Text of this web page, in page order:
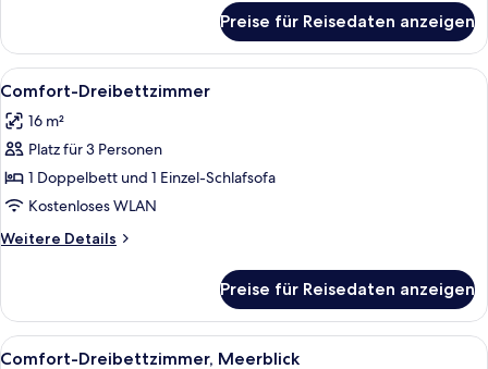
Doppel-
oder
-
eingeschränkter
Meerblick
Preise für Reisedaten anzeigen
Alle
Fotos
für
Comfort-
Dreibettzimmer
anzeigen
Ein Hotelzimmer mit zwei Betten,
4
Comfort-Dreibettzimmer
16 m²
Platz für 3 Personen
1 Doppelbett und 1 Einzel-Schlafsofa
Kostenloses WLAN
Weitere Details
Weitere
Dreibettzimmer
Preise für Reisedaten anzeigen
Alle
Ein Hotelzimmer mit zwei Betten,
5
Comfort-Dreibettzimmer, Meerblick